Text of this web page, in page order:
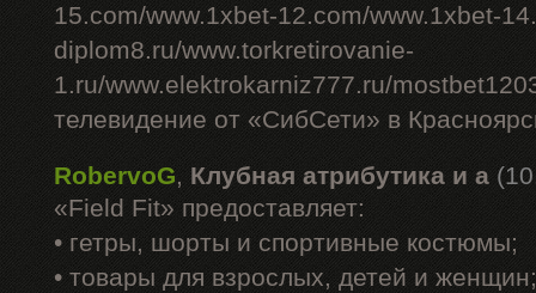
15.com/www.1xbet-12.com/www.1xbet-
diplom8.ru/www.torkretirovanie-
1.ru/www.elektrokarniz777.ru/
телевидение от «СибСети» в
RobervoG, Клубная атрибутика и а
«Field Fit» предоставляет:
• гетры, шорты и спортивные костюмы;
• товары для взрослых, детей и женщин;